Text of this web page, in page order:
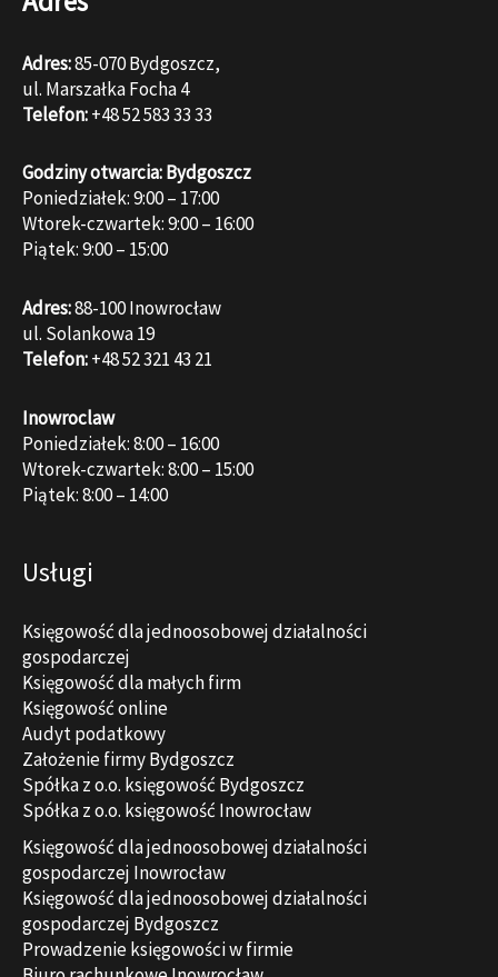
Adres:85-070 Bydgoszcz,
ul. Marszałka Focha 4
Telefon:+48 52 583 33 33
Godziny otwarcia: Bydgoszcz
Poniedziałek: 9:00 – 17:00
Wtorek-czwartek: 9:00 – 16:00
Piątek: 9:00 – 15:00
Adres:88-100 Inowrocław
ul. Solankowa 19
Telefon:+48 52 321 43 21
Inowroclaw
Poniedziałek: 8:00 – 16:00
Wtorek-czwartek: 8:00 – 15:00
Piątek: 8:00 – 14:00
Usługi
Księgowość dla jednoosobowej działalności
gospodarczej
Księgowość dla małych firm
Księgowość online
Audyt podatkowy
Założenie firmy Bydgoszcz
Spółka z o.o. księgowość Bydgoszcz
Spółka z o.o. księgowość Inowrocław
Księgowość dla jednoosobowej działalności
gospodarczej Inowrocław
Księgowość dla jednoosobowej działalności
gospodarczej Bydgoszcz
Prowadzenie księgowości w firmie